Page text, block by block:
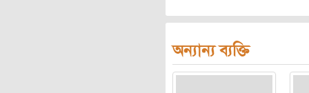
অন্যান্য ব্যক্তি